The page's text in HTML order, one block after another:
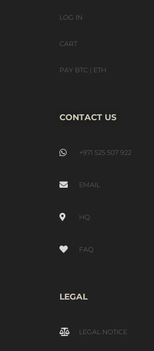
LOG IN
CART
PAY BTC | ETH
CONTACT US
+971 525 507 922
EMAIL
HQ
FAQ
LEGAL
LEGAL NOTICE